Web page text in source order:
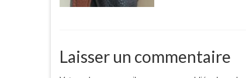
Laisser un commentaire